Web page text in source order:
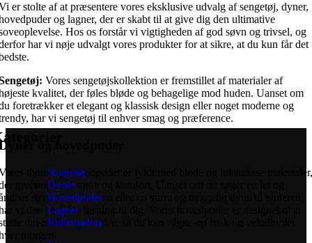
er stolte af at præsentere vores eksklusive udvalg af sengetøj, dyner,
og lagner, der er skabt til at give dig den ultimative
Hos os forstår vi vigtigheden af god søvn og trivsel, og
har vi nøje udvalgt vores produkter for at sikre, at du kun får det
Vores sengetøjskollektion er fremstillet af materialer af
kvalitet, der føles bløde og behagelige mod huden. Uanset om
foretrækker et elegant og klassisk design eller noget moderne og
har vi sengetøj til enhver smag og præference.
og hovedpuder
dyner og hovedpuder er fyldt med bløde og luksuriøse materialer,
giver optimal støtte og komfort. Uanset om du søger en let og
dyne til sommeren eller en varm og hyggelig dyne til vinteren,
vi den perfekte løsning til dig. Vores hovedpuder er designet til at
din nakke og skuldre, så du kan vågne op frisk og veludhvilet
morgen.
Sengetøj
Dyner
Hovedpuder
Lagner
Rullemadras